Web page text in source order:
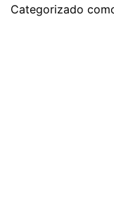
Categorizado